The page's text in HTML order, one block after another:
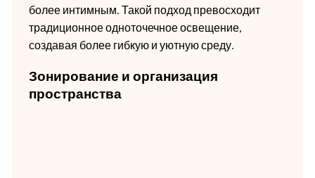
более интимным. Такой подход превосходит
традиционное одноточечное освещение,
создавая более гибкую и уютную среду.
Зонирование и организация
пространства